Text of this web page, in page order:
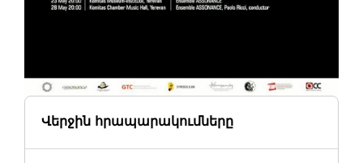
Վերջին հրապարակումները